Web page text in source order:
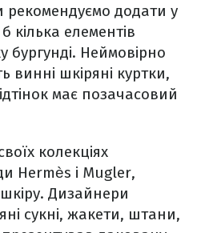
рекомендуємо додати у
кілька елементів
бургунді. Неймовірно
винні шкіряні куртки,
має позачасовий
колекціях
Hermès і Mugler,
Дизайнери
сукні, жакети, штани,